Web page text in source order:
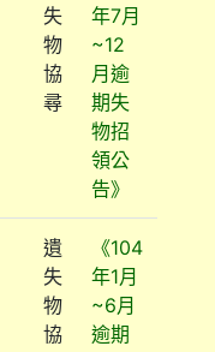
失
物
協
尋
年7月
~12
月逾
期失
物招
領公
告》
遺
失
物
協
《104
年1月
~6月
逾期